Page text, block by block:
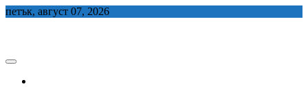
Skip
петък, август 07, 2026